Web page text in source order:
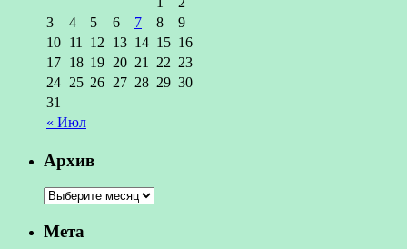
« Июл
3
4 5 6 7 8
9
10 11 12 13 14 15 16
17 18 19 20 21 22 23
24 25 26 27 28 29 30
31
Архив
Мета